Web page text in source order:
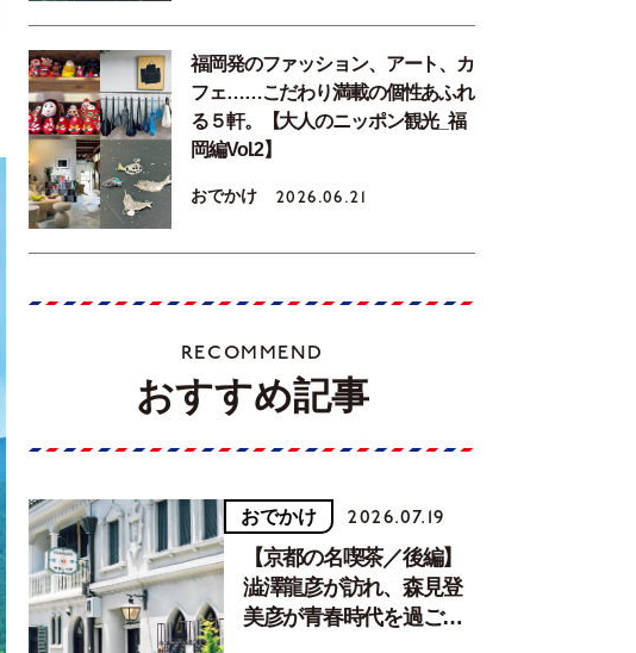
福岡発のファッション、アート、カ
フェ……こだわり満載の個性あふれ
る５軒。【大人のニッポン観光_福
岡編Vol.2】
おでかけ 2026.06.21
RECOMMEND
おすすめ記事
おでかけ 2026.07.19
【京都の名喫茶／後編】
澁澤龍彦が訪れ、森見登
美彦が青春時代を過ごし